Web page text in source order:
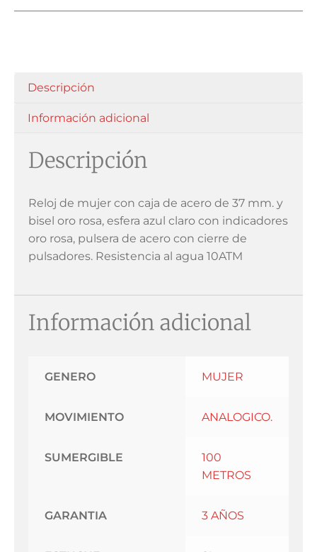
Descripción
Información adicional
Descripción
Reloj de mujer con caja de acero de 37 mm. y
bisel oro rosa, esfera azul claro con indicadores
oro rosa, pulsera de acero con cierre de
pulsadores. Resistencia al agua 10ATM
Información adicional
GENERO MUJER
MOVIMIENTO ANALOGICO.
SUMERGIBLE
100
METROS
GARANTIA 3 AÑOS